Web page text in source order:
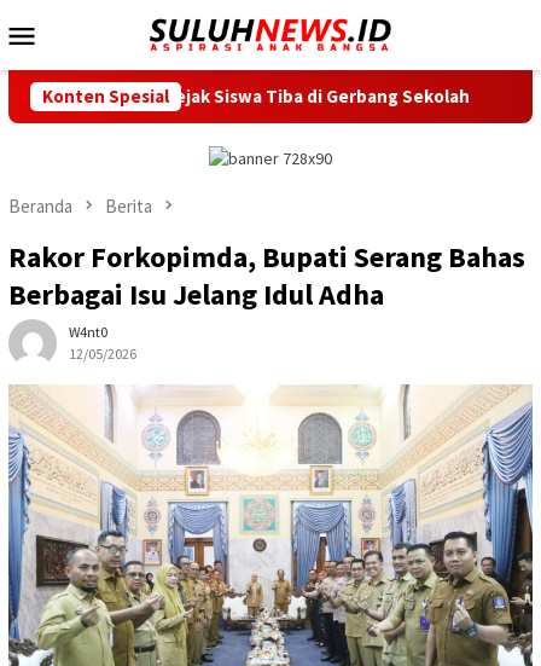
ke
Mobile
Konten Spesial
Sejak Siswa Tiba di Gerbang Sekolah Peringati
Beranda Berita
Rakor Forkopimda, Bupati Serang Bahas
Berbagai Isu Jelang Idul Adha
W4nt0
12/05/2026